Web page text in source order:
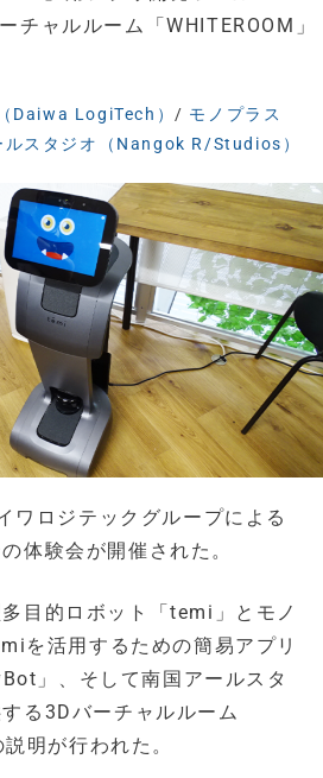
チャルルーム「WHITEROOM」
Daiwa LogiTech）/ モノプラス
ルスタジオ（Nangok R/Studios）
ワロジテックグループによる
体験会が開催された。
目的ロボット「temi」とモノ
を活用するための簡易アプリ
」、そして南国アールスタ
る3Dバーチャルルーム
明が行われた。